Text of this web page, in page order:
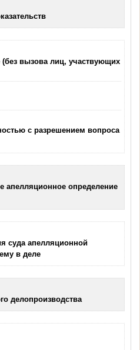
вызова лиц, участвующих
с разрешением вопроса
апелляционное определение
суда апелляционной
в деле
делопроизводства